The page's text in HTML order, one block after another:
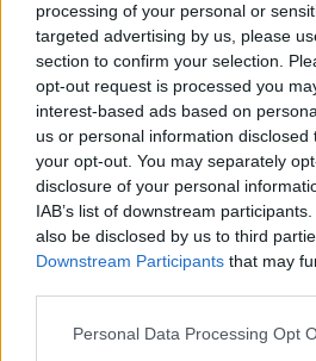
processing of your personal or
targeted advertising by us, please
section to confirm your selection.
opt-out request is processed you
interest-based ads based on
us or personal information
your opt-out. You may separately
disclosure of your personal
IAB’s list of downstream
also be disclosed by us to third
Downstream Participants that may
Please note that this website/app
Personal Data Processing Opt
Κ2. Φάκελος
Άδεια - Άρχες -
Σχέσεις -
Κατασκήνωσης
Γενική Εφορεία
Ημ/νια Έκδοσης:17/03/
Κ2.Φάκελος Δράσεων-Άδεια-